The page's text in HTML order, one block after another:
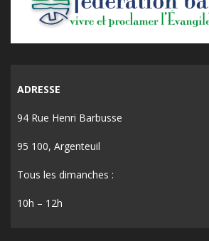
ADRESSE
94 Rue Henri Barbusse
95 100, Argenteuil
Tous les dimanches :
10h – 12h